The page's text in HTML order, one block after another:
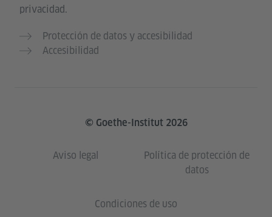
privacidad.
Protección de datos y accesibilidad
Accesibilidad
© Goethe-Institut 2026
Aviso legal
Política de protección de
datos
Condiciones de uso